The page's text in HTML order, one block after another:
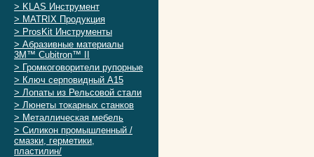
> KLAS Инструмент
> MATRIX Продукция
> ProsKit Инструменты
> Абразивные материалы
3M™ Cubitron™ II
> Громкоговорители рупорные
> Ключ серповидный А15
> Лопаты из Рельсовой стали
> Люнеты токарных станков
> Металлическая мебель
> Силикон промышленный /
смазки, герметики,
пластилин/